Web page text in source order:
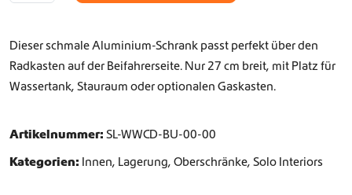
R
a
d
s
e
Dieser schmale Aluminium-Schrank passt perfekt über den
Radkasten auf der Beifahrerseite. Nur 27 cm breit, mit Platz für
Wassertank, Stauraum oder optionalen Gaskasten.
Artikelnummer: SL-WWCD-BU-00-00
Kategorien: Innen, Lagerung, Oberschränke, Solo Interiors